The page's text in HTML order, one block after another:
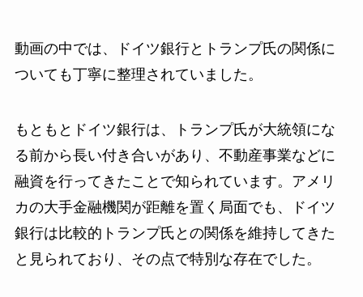
動画の中では、ドイツ銀行とトランプ氏の関係に
ついても丁寧に整理されていました。
もともとドイツ銀行は、トランプ氏が大統領にな
る前から長い付き合いがあり、不動産事業などに
融資を行ってきたことで知られています。アメリ
カの大手金融機関が距離を置く局面でも、ドイツ
銀行は比較的トランプ氏との関係を維持してきた
と見られており、その点で特別な存在でした。